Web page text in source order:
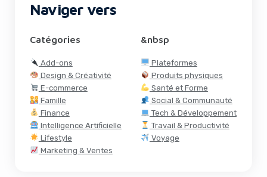
Naviger vers
Catégories
Add-ons
Design & Créativité
E-commerce
Famille
Finance
Intelligence Artificielle
Lifestyle
Marketing & Ventes
&nbsp
Plateformes
Produits physiques
Santé et Forme
Social & Communauté
Tech & Développement
Travail & Productivité
Voyage